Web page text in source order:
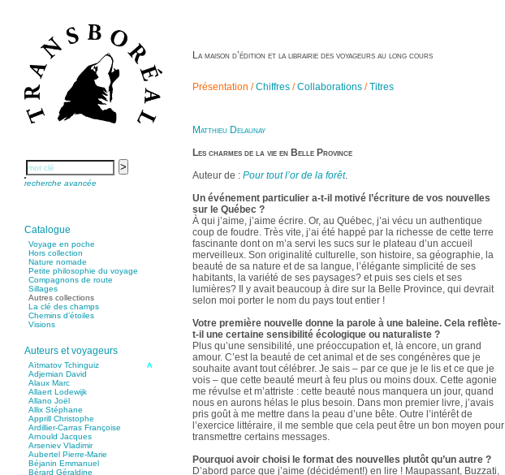
recherche avancée
Catalogue
Voyage en poche
Hors collection
Nature nomade
Petite philosophie du voyage
Compagnons de route
Sillages
Autres collections
La clé des champs
Chemins d’étoiles
Visions
Auteurs et voyageurs
Aïtmatov Tchinguiz
Adjemian David
Alaux Marc
Allaert Lodewijk
Allano Joël
Allix Stéphane
Apprill Christophe
Ardillier-Carras Françoise
Arnould Jacques
Arseniev Vladimir
Aubertel Pierre-Marie
Béjanin Emmanuel
Bérard Géraldine
La maison d’édition et la librairie des voyageurs au long cours
Présentation /Chiffres /Collaborations /Titres
Matthieu Delaunay
Les charmes de la vie en Belle Province
Auteur de : Pour tout l’or de la forêt.
Un événement particulier a-t-il motivé l’écriture de vos nouvelles
sur le Québec ?
À qui j’aime, j’aime écrire. Or, au Québec, j’ai vécu un authentique
coup de foudre. Très vite, j’ai été happé par la richesse de cette terre
fascinante dont on m’a servi les sucs sur le plateau d’un accueil
merveilleux. Son originalité culturelle, son histoire, sa géographie, la
beauté de sa nature et de sa langue, l’élégante simplicité de ses
habitants, la variété de ses paysages? et puis ses ciels et ses
lumières? Il y avait beaucoup à dire sur la Belle Province, qui devrait
selon moi porter le nom du pays tout entier !
Votre première nouvelle donne la parole à une baleine. Cela reflète-
t-il une certaine sensibilité écologique ou naturaliste ?
Plus qu’une sensibilité, une préoccupation et, là encore, un grand
amour. C’est la beauté de cet animal et de ses congénères que je
souhaite avant tout célébrer. Je sais – par ce que je le lis et ce que je
vois – que cette beauté meurt à feu plus ou moins doux. Cette agonie
me révulse et m’attriste : cette beauté nous manquera un jour, quand
nous en aurons hélas le plus besoin. Dans mon premier livre, j’avais
pris goût à me mettre dans la peau d’une bête. Outre l’intérêt de
l’exercice littéraire, il me semble que cela peut être un bon moyen pour
transmettre certains messages.
Pourquoi avoir choisi le format des nouvelles plutôt qu’un autre ?
D’abord parce que j’aime (décidément!) en lire ! Maupassant, Buzzati,